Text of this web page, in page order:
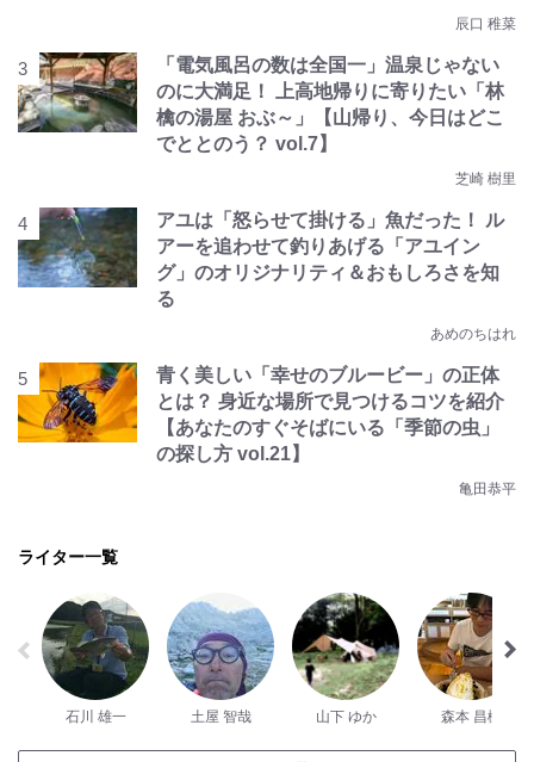
辰口 稚菜
「電気風呂の数は全国一」温泉じゃない
のに大満足！ 上高地帰りに寄りたい「林
檎の湯屋 おぶ～」【山帰り、今日はどこ
でととのう？ vol.7】
芝崎 樹里
アユは「怒らせて掛ける」魚だった！ ル
アーを追わせて釣りあげる「アユイン
グ」のオリジナリティ＆おもしろさを知
る
あめのちはれ
青く美しい「幸せのブルービー」の正体
とは？ 身近な場所で見つけるコツを紹介
【あなたのすぐそばにいる「季節の虫」
の探し方 vol.21】
亀田恭平
ライター一覧
石川 雄一 土屋 智哉 山下 ゆか 森本 昌樹